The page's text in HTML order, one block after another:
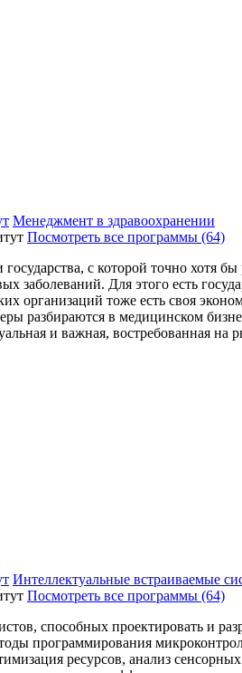
Менеджмент в здравоохранении
Посмотреть все программы (64)
с которой точно хотя
заболеваний. Для этого есть
организаций тоже есть своя
разбираются в медицинском
и важная, востребованная
Интеллектуальные встраиваемые
Посмотреть все программы (64)
способных проектировать и
программирования
ресурсов, анализ